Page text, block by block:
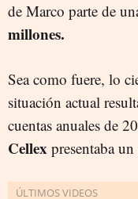
de Marco parte de
millones.
Sea como fuere, lo
situación actual
cuentas anuales de
Cellex presentaba